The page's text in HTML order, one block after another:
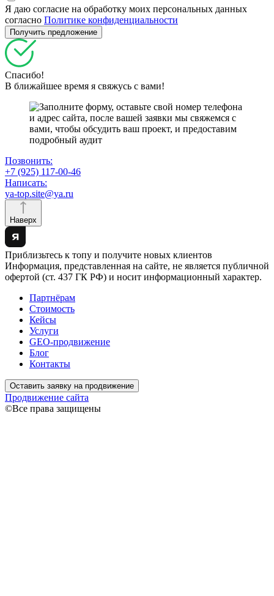
Я даю согласие на обработку моих персональных данных
согласно Политике конфиденциальности
Спасибо!
В ближайшее время я свяжусь с вами!
Позвонить:
+7 (925) 117-00-46
Написать:
ya-top.site@ya.ru
Наверх
Приблизьтесь к топу и получите новых клиентов
Информация, представленная на сайте, не является публичной
офертой (ст. 437 ГК РФ) и носит информационный характер.
Партнёрам
Стоимость
Кейсы
Услуги
GEO-продвижение
Блог
Контакты
Оставить заявку на продвижение
Продвижение сайта
©Все права защищены